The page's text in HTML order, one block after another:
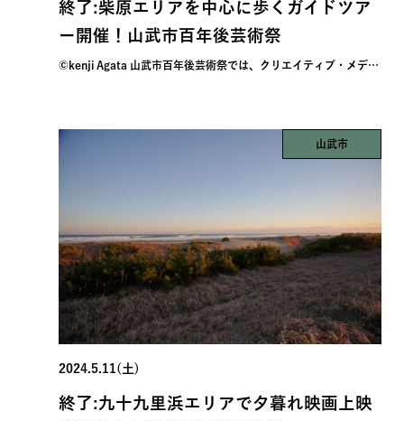
終了:柴原エリアを中心に歩くガイドツア
ー開催！山武市百年後芸術祭
©︎kenji Agata 山武市百年後芸術祭では、クリエイティブ・メデ…
山武市
2024.5.11(土)
終了:九十九里浜エリアで夕暮れ映画上映